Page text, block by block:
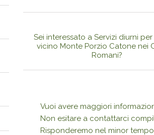
Sei interessato a Servizi diurni
vicino Monte Porzio Catone nei
Romani?
Vuoi avere maggiori
Non esitare a contattarci
Risponderemo nel minor